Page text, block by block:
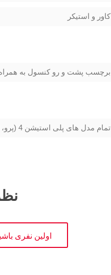
کاور و استیکر
برچسب پشت و رو کنسول به
تمام مدل های پلی استیشن 4 (پرو، اسلیم، فت)
اولین نفری